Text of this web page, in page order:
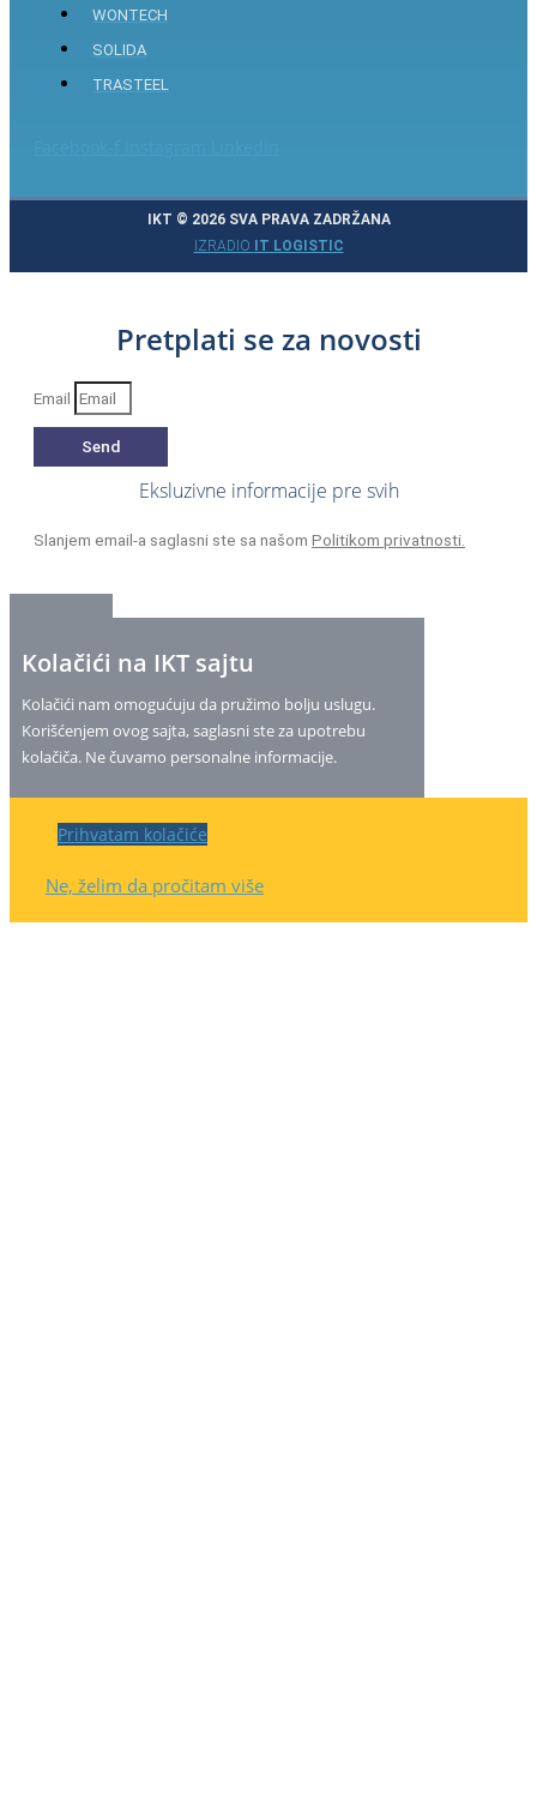
WONTECH
SOLIDA
TRASTEEL
IKT © 2026 SVA PRAVA ZADRŽANA
IZRADIO
IT LOGISTIC
Pretplati se za novosti
Email
Send
Eksluzivne informacije pre svih
Slanjem email-a saglasni ste sa našom Politikom privatnosti.
Kolačići na IKT sajtu
Kolačići nam omogućuju da pružimo bolju uslugu.
Korišćenjem ovog sajta, saglasni ste za upotrebu
kolačiča. Ne čuvamo personalne informacije.
Prihvatam kolačiće
Ne, želim da pročitam više